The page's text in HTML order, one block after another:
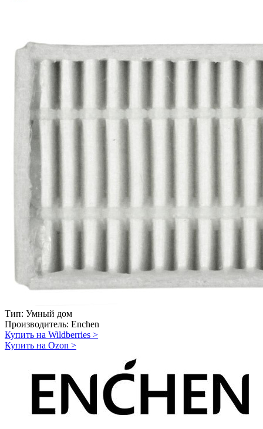
Тип: Умный дом
Производитель: Enchen
Купить на Wildberries >
Купить на Ozon >